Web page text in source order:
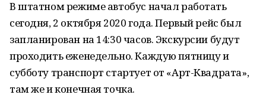
В штатном режиме автобус начал работать
сегодня, 2 октября 2020 года. Первый рейс был
запланирован на 14:30 часов. Экскурсии будут
проходить еженедельно. Каждую пятницу и
субботу транспорт стартует от «Арт-Квадрата»,
там же и конечная точка.